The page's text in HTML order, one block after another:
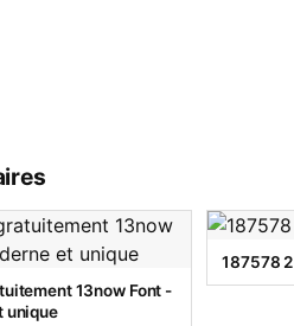
13now Font -
unique
187578 2